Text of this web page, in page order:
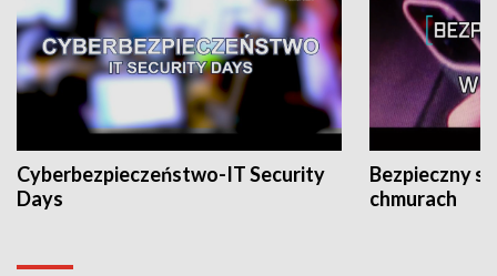
Cyberbezpieczeństwo-IT Security
Days
Bezpieczny
chmurach